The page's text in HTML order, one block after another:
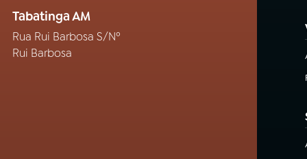
Tabatinga AM
Rua Rui Barbosa S/Nº
Rui Barbosa